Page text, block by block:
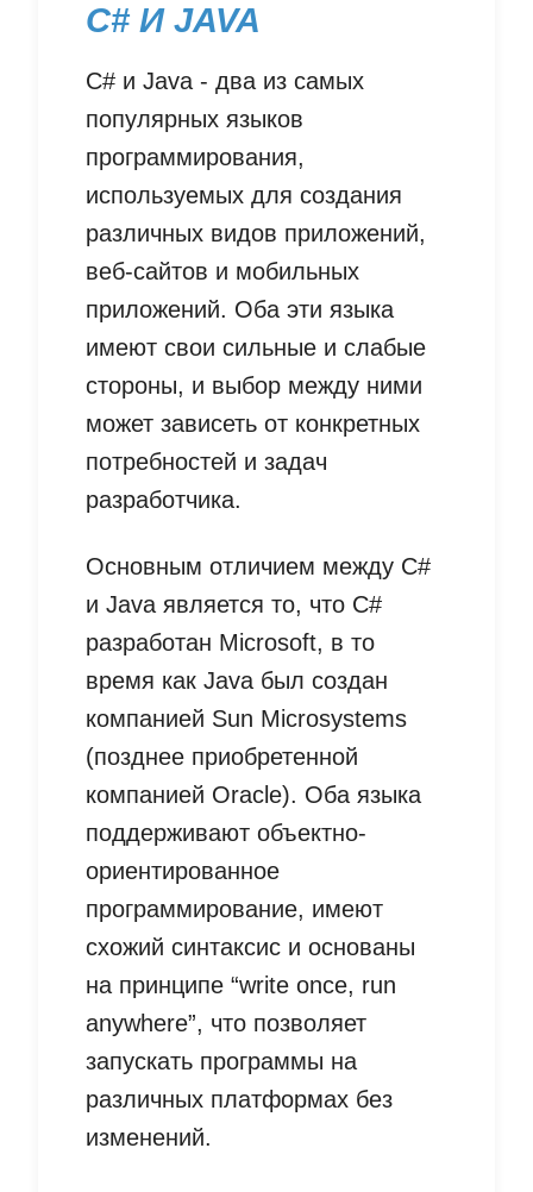
C# И JAVA
C# и Java - два из самых
популярных языков
программирования,
используемых для создания
различных видов приложений,
веб-сайтов и мобильных
приложений. Оба эти языка
имеют свои сильные и слабые
стороны, и выбор между ними
может зависеть от конкретных
потребностей и задач
разработчика.
Основным отличием между C#
и Java является то, что C#
разработан Microsoft, в то
время как Java был создан
компанией Sun Microsystems
(позднее приобретенной
компанией Oracle). Оба языка
поддерживают объектно-
ориентированное
программирование, имеют
схожий синтаксис и основаны
на принципе “write once, run
anywhere”, что позволяет
запускать программы на
различных платформах без
изменений.